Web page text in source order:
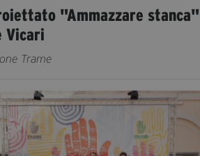
"Ammazzare
Vicari
Trame